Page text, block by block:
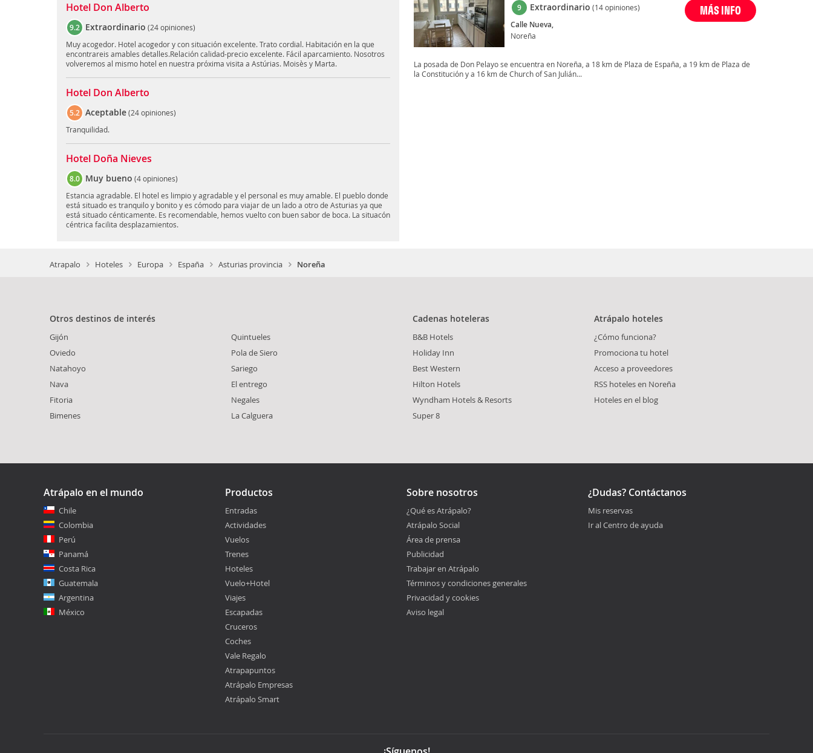
Hotel Don Alberto
9.2 Extraordinario (24 opiniones)
Muy acogedor. Hotel acogedor y con situación excelente. Trato cordial. Habitación en la que
encontrareis amables detalles.Relación calidad-precio excelente. Fácil aparcamiento. Nosotros
volveremos al mismo hotel en nuestra próxima visita a Astúrias. Moisès y Marta.
Hotel Don Alberto
5.2 Aceptable(24 opiniones)
Tranquilidad.
Hotel Doña Nieves
8.0 Muy bueno (4 opiniones)
Estancia agradable. El hotel es limpio y agradable y el personal es muy amable. El pueblo donde
está situado es tranquilo y bonito y es cómodo para viajar de un lado a otro de Asturias ya que
está situado cénticamente. Es recomendable, hemos vuelto con buen sabor de boca. La situacón
céntrica facilita desplazamientos.
9 Extraordinario (14 opiniones)
Calle Nueva,
Noreña
MÁS INFO
La posada de Don Pelayo se encuentra en Noreña, a 18 km de Plaza de España, a 19 km de Plaza de
la Constitución y a 16 km de Church of San Julián...
Atrapalo Hoteles Europa España Asturias provincia Noreña
Otros destinos de interés
Gijón
Oviedo
Natahoyo
Nava
Fitoria
Bimenes
Quintueles
Pola de Siero
Sariego
El entrego
Negales
La Calguera
Cadenas hoteleras
B&B Hotels
Holiday Inn
Best Western
Hilton Hotels
Wyndham Hotels & Resorts
Super 8
Atrápalo hoteles
¿Cómo funciona?
Promociona tu hotel
Acceso a proveedores
RSS hoteles en Noreña
Hoteles en el blog
Atrápalo en el mundo
Chile
Colombia
Perú
Panamá
Costa Rica
Guatemala
Argentina
México
Productos
Entradas
Actividades
Vuelos
Trenes
Hoteles
Vuelo+Hotel
Viajes
Escapadas
Cruceros
Coches
Vale Regalo
Atrapapuntos
Atrápalo Empresas
Atrápalo Smart
Sobre nosotros
¿Qué es Atrápalo?
Atrápalo Social
Área de prensa
Publicidad
Trabajar en Atrápalo
Términos y condiciones generales
Privacidad y cookies
Aviso legal
¿Dudas? Contáctanos
Mis reservas
Ir al Centro de ayuda